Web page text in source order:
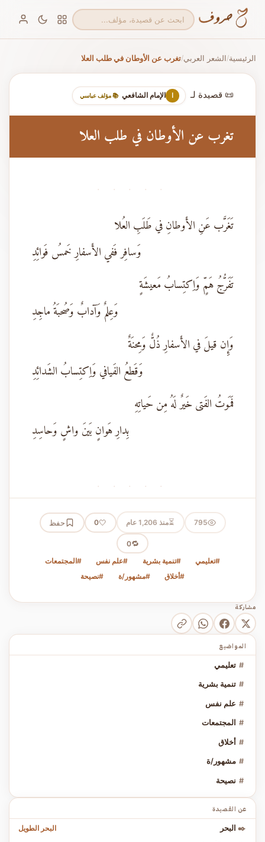
الرئيسية/الشعر العربي/تغرب عن الأوطان في طلب العلا
📜 قصيدة لـ ا الإمام الشافعي 📚 مؤلف عباسي
تغرب عن الأوطان في طلب العلا
· · · · ·
تَغَرَّب عَنِ الأَوطانِ في طَلَبِ العُلا
وَسافِر فَفي الأَسفارِ خَمسُ فَوائِدِ
تَفَرُّجُ هَمٍّ وَاِكتِسابُ مَعيشَةٍ
وَعِلمٌ وَآدابٌ وَصُحبَةُ ماجِدِ
وَإِن قيلَ في الأَسفارِ ذُلٌّ وَمِحنَةٌ
وَقَطعُ الفَيافي وَاِكتِسابُ الشَدائِدِ
فَمَوتُ الفَتى خَيرٌ لَهُ مِن حَياتِهِ
بِدارِ هَوانٍ بَينَ واشٍ وَحاسِدِ
· · · · ·
795
⏳منذ 1,206 عام 🤍
0 حفظ
🔁
0
#تعليمي
#تنمية بشرية #علم نفس
#المجتمعات
#أخلاق
#مشهور/ة #نصيحة
مشاركة
المواضيع
# تعليمي
# تنمية بشرية
# علم نفس
# المجتمعات
# أخلاق
# مشهور/ة
# نصيحة
عن القصيدة
✒️ البحر البحر الطويل